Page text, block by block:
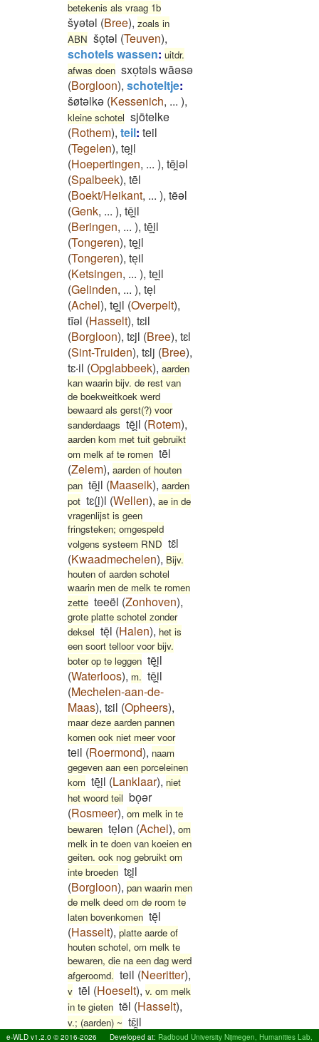
betekenis als vraag 1b
šyətəl (Bree), zoals in
ABN šoͅtəl (Teuven),
schotels wassen: uitdr.
afwas doen sxoͅtəls wāəsə
(Borgloon), schoteltje:
šøtəlkə (Kessenich, ... ),
kleine schotel sjötelke
(Rothem), teil: teil
(Tegelen), tei̯l
(Hoepertingen, ... ), tēi̯əl
(Spalbeek), tēl
(Boekt/Heikant, ... ), tēəl
(Genk, ... ), tēͅi̯l
(Beringen, ... ), tē̝ͅi̯l
(Tongeren), te̝i̯l
(Tongeren), teͅil
(Ketsingen, ... ), teͅi̯l
(Gelinden, ... ), teͅl
(Achel), te̝ͅi̯l (Overpelt),
tīəl (Hasselt), tɛil
(Borgloon), tɛjl (Bree), tɛl
(Sint-Truiden), tɛlj (Bree),
tɛ‧il (Opglabbeek), aarden
kan waarin bijv. de rest van
de boekweitkoek werd
bewaard als gerst(?) voor
sanderdaags tēͅi̯l (Rotem),
aarden kom met tuit gebruikt
om melk af te romen tēl
(Zelem), aarden of houten
pan tēi̯l (Maaseik), aarden
pot tɛ(i̯)l (Wellen), ae in de
vragenlijst is geen
fringsteken; omgespeld
volgens systeem RND tɛ̄l
(Kwaadmechelen), Bijv.
houten of aarden schotel
waarin men de melk te romen
zette teeël (Zonhoven),
grote platte schotel zonder
deksel tēͅl (Halen), het is
een soort telloor voor bijv.
boter op te leggen tēͅi̯l
(Waterloos), m. tēͅi̯l
(Mechelen-aan-de-
Maas), tɛil (Opheers),
maar deze aarden pannen
komen ook niet meer voor
teil (Roermond), naam
gegeven aan een porceleinen
kom tēͅi̯l (Lanklaar), niet
het woord teil boͅər
(Rosmeer), om melk in te
bewaren teͅlən (Achel), om
melk in te doen van koeien en
geiten. ook nog gebruikt om
inte broeden tɛi̯l
(Borgloon), pan waarin men
de melk deed om de room te
laten bovenkomen tēͅl
(Hasselt), platte aarde of
houten schotel, om melk te
bewaren, die na een dag werd
afgeroomd. teil (Neeritter),
v tēl (Hoeselt), v. om melk
in te gieten tēl (Hasselt),
v.; (aarden) ~ tɛ̄i̯l
(Opglabbeek),veur de
e-WLD v1.2.0 © 2016-2026 Developed at: Radboud University Nijmegen, Humanities Lab,